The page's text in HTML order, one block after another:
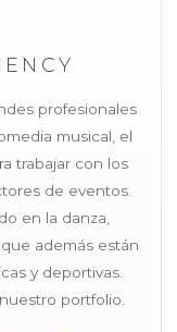
profesionales
musical, el
trabajar con los
de eventos.
en la danza,
además están
y deportivas.
portfolio.